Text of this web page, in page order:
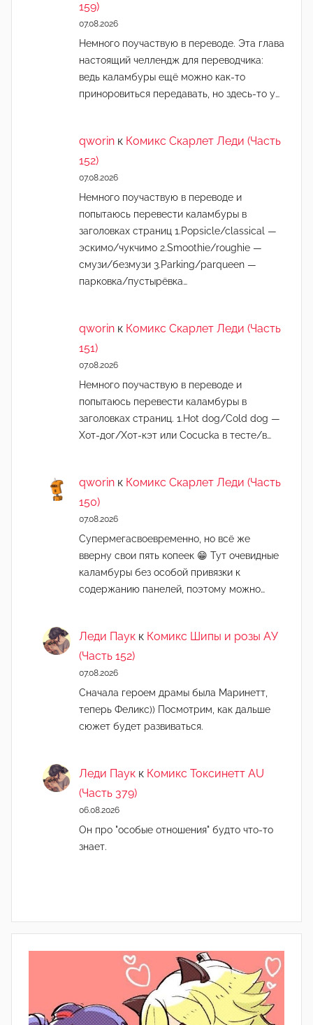
159)
07.08.2026
Немного поучаствую в переводе. Эта глава
настоящий челлендж для переводчика:
ведь каламбуры ещё можно как-то
приноровиться передавать, но здесь-то у…
qworin к Комикс Скарлет Леди (Часть
152)
07.08.2026
Немного поучаствую в переводе и
попытаюсь перевести каламбуры в
заголовках страниц 1.Popsicle/classical —
эскимо/чукчимо 2.Smoothie/roughie —
смузи/безмузи 3.Parking/parqueen —
парковка/пустырёвка…
qworin к Комикс Скарлет Леди (Часть
151)
07.08.2026
Немного поучаствую в переводе и
попытаюсь перевести каламбуры в
заголовках страниц. 1.Hot dog/Cold dog —
Хот-дог/Хот-кэт или Cocucka в тесте/в…
qworin к Комикс Скарлет Леди (Часть
150)
07.08.2026
Супермегасвоевременно, но всё же
вверну свои пять копеек 😁 Тут очевидные
каламбуры без особой привязки к
содержанию панелей, поэтому можно…
Леди Паук к Комикс Шипы и розы АУ
(Часть 152)
07.08.2026
Сначала героем драмы была Маринетт,
теперь Феликс)) Посмотрим, как дальше
сюжет будет развиваться.
Леди Паук к Комикс Токсинетт AU
(Часть 379)
06.08.2026
Он про "особые отношения" будто что-то
знает.